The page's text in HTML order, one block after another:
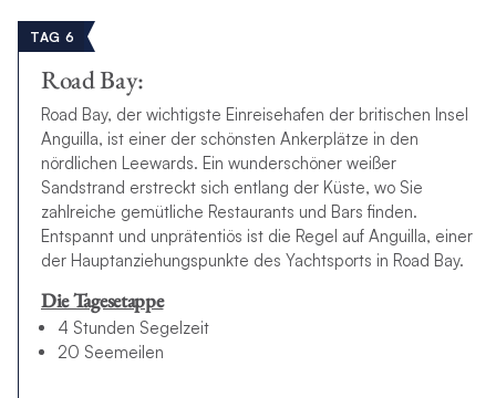
TAG 6
Road Bay:
Road Bay, der wichtigste Einreisehafen der britischen Insel
Anguilla, ist einer der schönsten Ankerplätze in den
nördlichen Leewards. Ein wunderschöner weißer
Sandstrand erstreckt sich entlang der Küste, wo Sie
zahlreiche gemütliche Restaurants und Bars finden.
Entspannt und unprätentiös ist die Regel auf Anguilla, einer
der Hauptanziehungspunkte des Yachtsports in Road Bay.
Die Tagesetappe
4 Stunden Segelzeit
20 Seemeilen